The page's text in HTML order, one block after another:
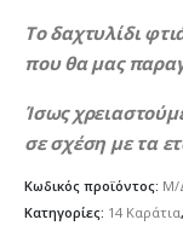
Το δαχτυλίδι
που θα μας
Ίσως
σε σχέση με τα
Κωδικός προϊόντος: Μ/
Κατηγορίες: 14 Καράτια,